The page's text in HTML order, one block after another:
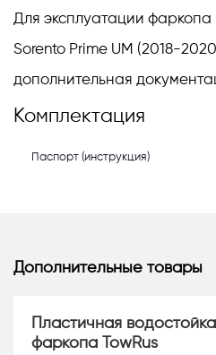
Для эксплуатации фаркопа
Sorento Prime UM (2018-
дополнительная
Комплектация
Паспорт (инструкция)
Дополнительные товары
Пластичная
фаркопа TowRus